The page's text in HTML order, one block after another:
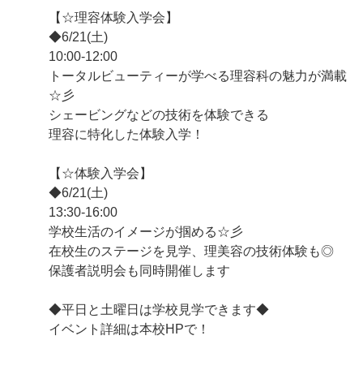
【☆理容体験入学会】
◆6/21(土)
10:00-12:00
トータルビューティーが学べる理容科の魅力が満載
☆彡
シェービングなどの技術を体験できる
理容に特化した体験入学！
【☆体験入学会】
◆6/21(土)
13:30-16:00
学校生活のイメージが掴める☆彡
在校生のステージを見学、理美容の技術体験も◎
保護者説明会も同時開催します
◆平日と土曜日は学校見学できます◆
イベント詳細は本校HPで！